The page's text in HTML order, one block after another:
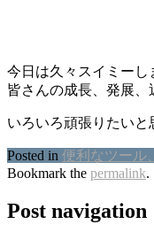
今日は久々スイミーし
皆さんの成長、発展、
いろいろ頑張りたいと
Posted in 便利なツール
Bookmark the permalink.
Post navigation